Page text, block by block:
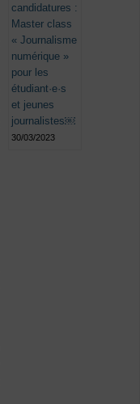
candidatures :
Master class
« Journalisme
numérique »
pour les
étudiant·e·s
et jeunes
journalistes￼
30/03/2023